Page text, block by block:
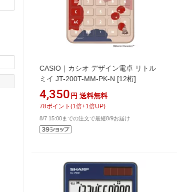
CASIO｜カシオ デザイン電卓 リトル
ミイ JT-200T-MM-PK-N [12桁]
4,350 円 送料無料
78ポイント (1 倍+1 倍UP)
8/7 15:00までの注文で最短8/9お届け